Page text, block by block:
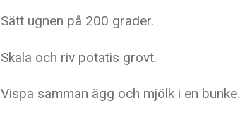
Sätt ugnen på 200 grader.
Skala och riv potatis grovt.
Vispa samman ägg och mjölk i en bunke.